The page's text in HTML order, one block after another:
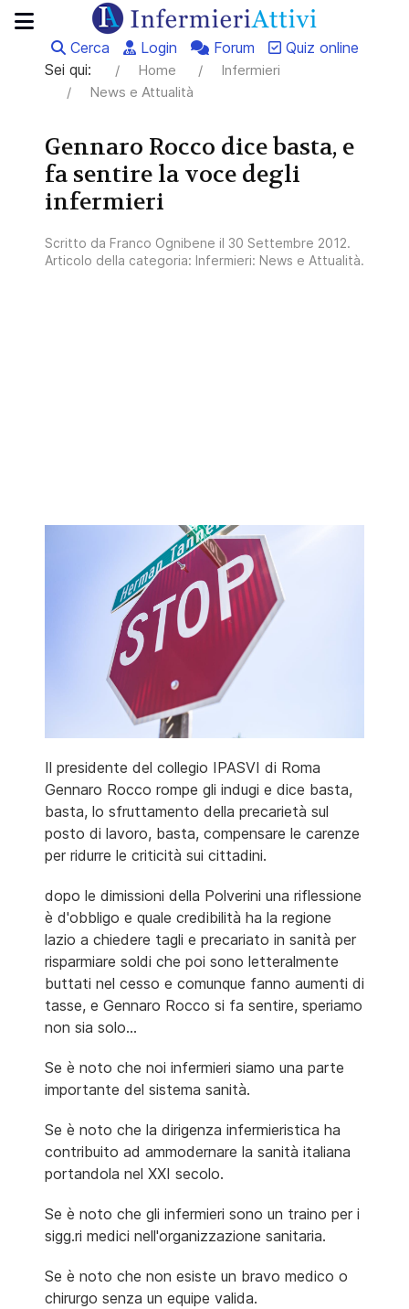
Cerca Login Forum
Quiz online
Sei qui:
Home
Infermieri
News e Attualità
Gennaro Rocco dice basta, e
fa sentire la voce degli
infermieri
Scritto da Franco Ognibene il 30 Settembre 2012.
Articolo della categoria: Infermieri: News e Attualità.
Il presidente del collegio IPASVI di Roma
Gennaro Rocco rompe gli indugi e dice basta,
basta, lo sfruttamento della precarietà sul
posto di lavoro, basta, compensare le carenze
per ridurre le criticità sui cittadini.
dopo le dimissioni della Polverini una riflessione
è d'obbligo e quale credibilità ha la regione
lazio a chiedere tagli e precariato in sanità per
risparmiare soldi che poi sono letteralmente
buttati nel cesso e comunque fanno aumenti di
tasse, e Gennaro Rocco si fa sentire, speriamo
non sia solo...
Se è noto che noi infermieri siamo una parte
importante del sistema sanità.
Se è noto che la dirigenza infermieristica ha
contribuito ad ammodernare la sanità italiana
portandola nel XXI secolo.
Se è noto che gli infermieri sono un traino per i
sigg.ri medici nell'organizzazione sanitaria.
Se è noto che non esiste un bravo medico o
chirurgo senza un equipe valida.